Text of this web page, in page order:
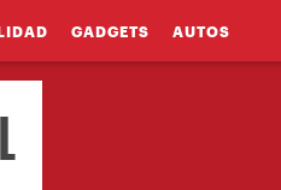
GADGETS AUTOS